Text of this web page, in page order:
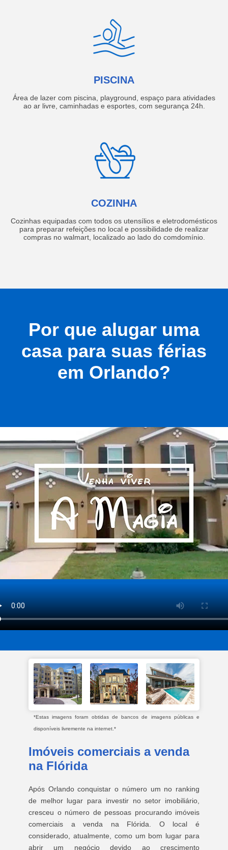
PISCINA
Área de lazer com piscina, playground, espaço para atividades
ao ar livre, caminhadas e esportes, com segurança 24h.
COZINHA
Cozinhas equipadas com todos os utensílios e eletrodomésticos
para preparar refeições no local e possibilidade de realizar
compras no walmart, localizado ao lado do comdomínio.
Por que alugar uma
casa para suas férias
em Orlando?
*Estas imagens foram obtidas de bancos de imagens públicas e
disponíveis livremente na internet.*
Imóveis comerciais a venda
na Flórida
Após Orlando conquistar o número um no ranking
de melhor lugar para investir no setor imobiliário,
cresceu o número de pessoas procurando imóveis
comerciais a venda na Flórida. O local é
considerado, atualmente, como um bom lugar para
abrir um negócio devido ao crescimento